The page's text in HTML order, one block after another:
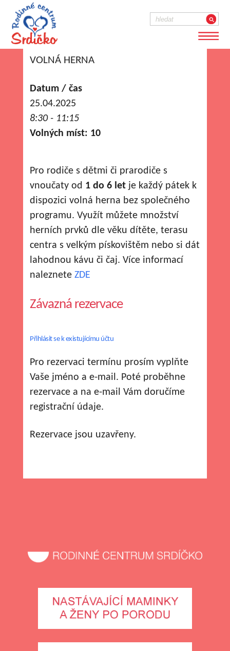
VOLNÁ HERNA
Datum / čas
25.04.2025
8:30 - 11:15
Volných míst: 10
Pro rodiče s dětmi či prarodiče s
vnoučaty od 1 do 6 let je každý pátek k
dispozici volná herna bez společného
programu. Využít můžete množství
herních prvků dle věku dítěte, terasu
centra s velkým pískovištěm nebo si dát
lahodnou kávu či čaj. Více informací
nalezneteZDE
Závazná rezervace
Přihlásit se k existujícímu účtu
Pro rezervaci termínu prosím vyplňte
Vaše jméno a e-mail. Poté proběhne
rezervace a na e-mail Vám doručíme
registrační údaje.
Rezervace jsou uzavřeny.